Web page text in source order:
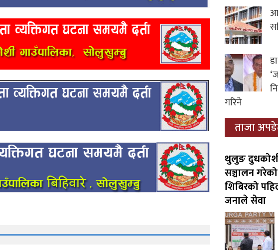
गरिने
ताजा
थुलुङ
सञ्चालन
शिबिरको
जनाले सेवा